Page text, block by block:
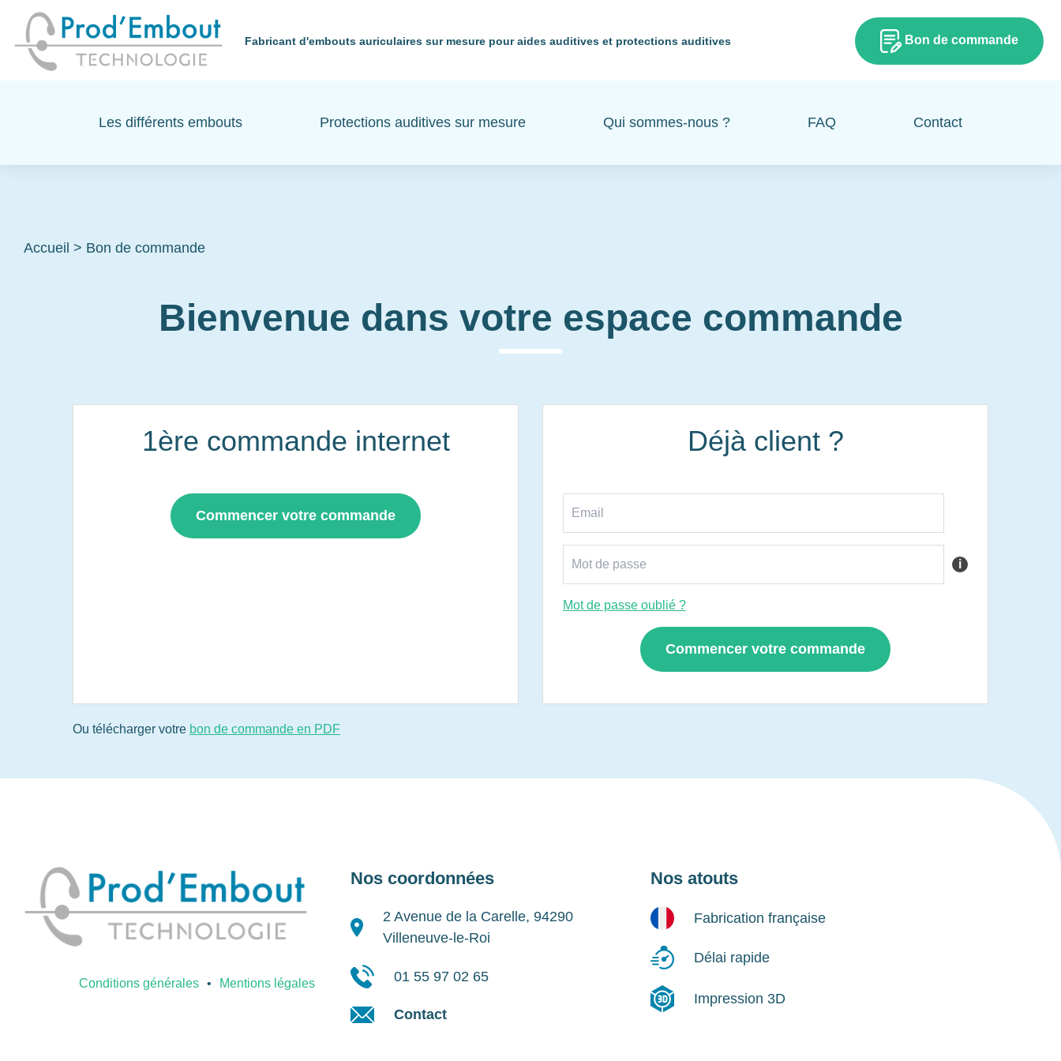
Fabricant d'embouts auriculaires sur mesure pour aides auditives et protections auditives Bon de commande
Les différents embouts Protections auditives sur mesure Qui sommes-nous ? FAQ Contact
Accueil > Bon de commande
Bienvenue dans votre espace commande
1ère commande internet
Commencer votre commande
Déjà client ?
i
Mot de passe oublié ?
Ou télécharger votre bon de commande en PDF
Conditions générales Mentions légales
Nos coordonnées
2 Avenue de la Carelle, 94290
Villeneuve-le-Roi
01 55 97 02 65
Contact
Nos atouts
Fabrication française
Délai rapide
Impression 3D